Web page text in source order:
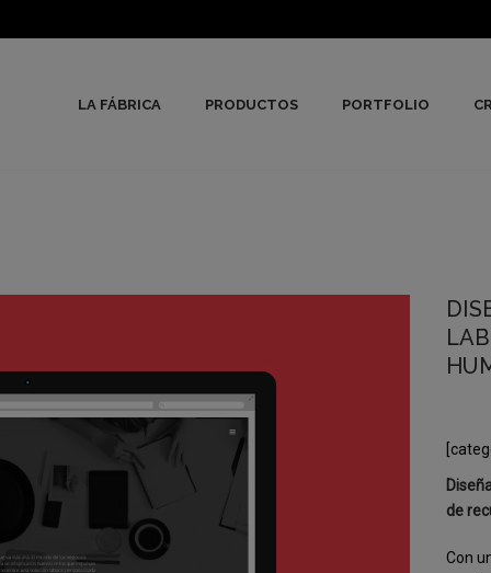
LA FÁBRICA PRODUCTOS PORTFOLIO
de
Con